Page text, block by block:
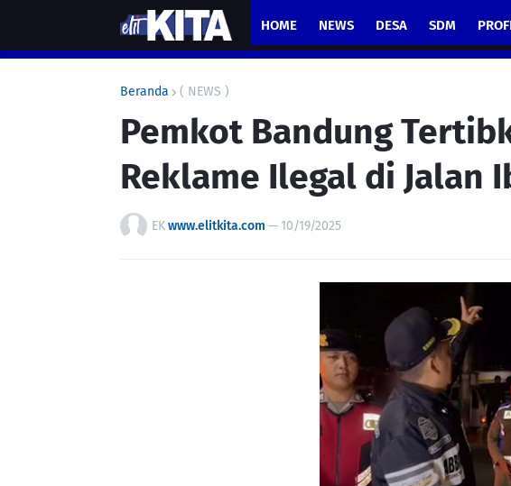
HOME NEWS DESA SDM
Beranda ( NEWS )
Pemkot Bandung
Reklame Ilegal di Jalan
EKwww.elitkita.com — 10/19/2025